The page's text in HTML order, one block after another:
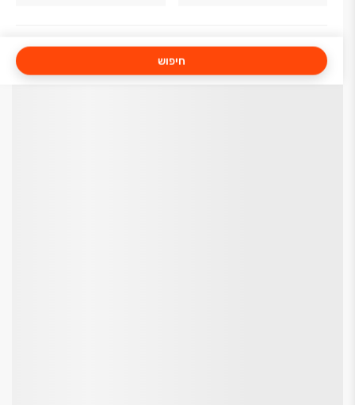
חיפוש